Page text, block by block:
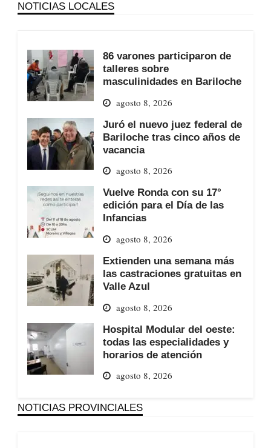
NOTICIAS LOCALES
86 varones participaron de
talleres sobre
masculinidades en Bariloche
agosto 8, 2026
Juró el nuevo juez federal de
Bariloche tras cinco años de
vacancia
agosto 8, 2026
Vuelve Ronda con su 17°
edición para el Día de las
Infancias
agosto 8, 2026
Extienden una semana más
las castraciones gratuitas en
Valle Azul
agosto 8, 2026
Hospital Modular del oeste:
todas las especialidades y
horarios de atención
agosto 8, 2026
NOTICIAS PROVINCIALES